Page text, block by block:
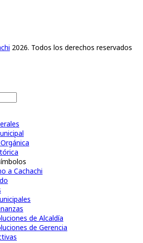
2026. Todos los derechos reservados
a Cachachi
de Alcaldía
de Gerencia